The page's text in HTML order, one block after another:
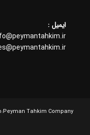
ایمیل :
Tahkim Company